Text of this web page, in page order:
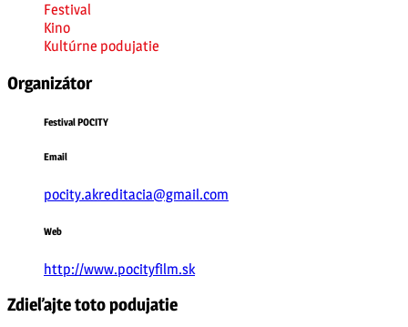
Festival
Kino
Kultúrne podujatie
Organizátor
Festival POCITY
Email
pocity.akreditacia@gmail.com
Web
http://www.pocityfilm.sk
Zdieľajte toto podujatie